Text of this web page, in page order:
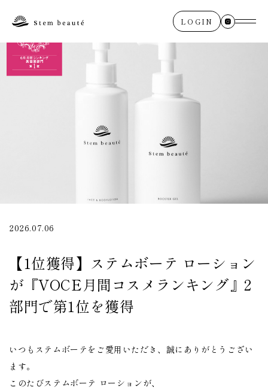
LOGIN
2026.07.06
【1位獲得】ステムボーテ ローション
が『VOCE月間コスメランキング』2
部門で第1位を獲得
いつもステムボーテをご愛用いただき、誠にありがとうござい
ます。
このたびステムボーテ ローションが、